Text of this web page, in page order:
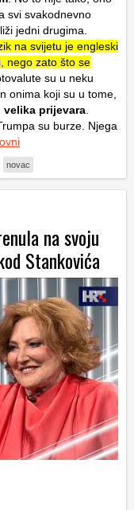
svi svakodnevno
jedni drugima.
na svijetu je engleski
nego zato što se
su u neku
onima koji su u tome,
prijevara
su burze. Njega
novac
na svoju
Stankovića